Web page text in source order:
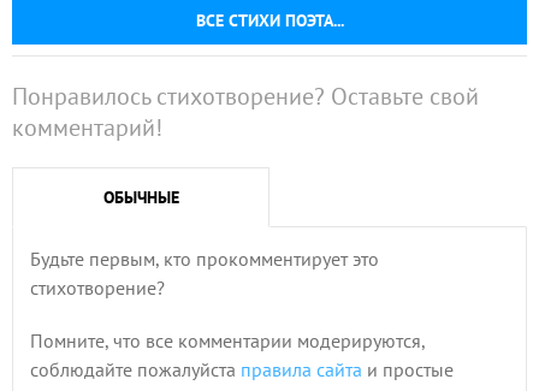
ВСЕ СТИХИ ПОЭТА...
Понравилось стихотворение? Оставьте свой
комментарий!
ОБЫЧНЫЕ
Будьте первым, кто прокомментирует это
стихотворение?
Помните, что все комментарии модерируются,
соблюдайте пожалуйста правила сайта и простые